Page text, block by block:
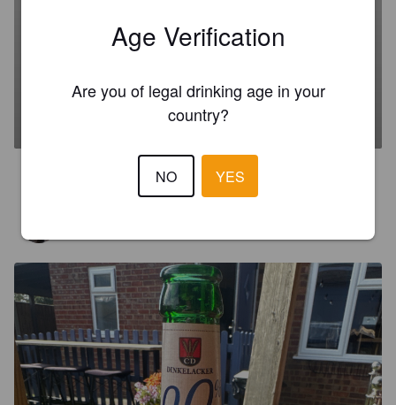
SANWALD KRISTALL WEIZEN
Dinkelacker-Schwaben Bräu.
Age Verification
Are you of legal drinking age in your
country?
NO YES